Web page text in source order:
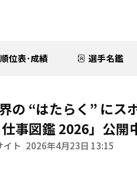
順位表･成績 選手名鑑
の “はたらく” にス
事図鑑 2026」公開
イト 2026年4月23日 13:15